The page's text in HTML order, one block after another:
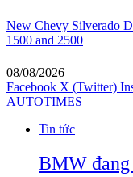
New Chevy Silverado
1500 and 2500
08/08/2026
Facebook X (Twitter)
AUTOTIMES
Tin tức
BMW đang